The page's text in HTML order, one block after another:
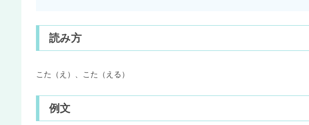
読み方
こた（え）、こた（える）
例文